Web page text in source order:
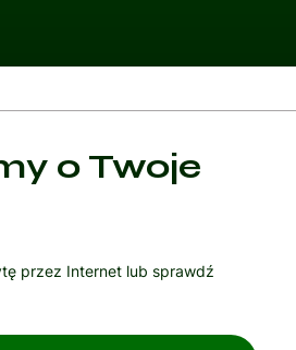
o Twoje
przez Internet lub sprawdź